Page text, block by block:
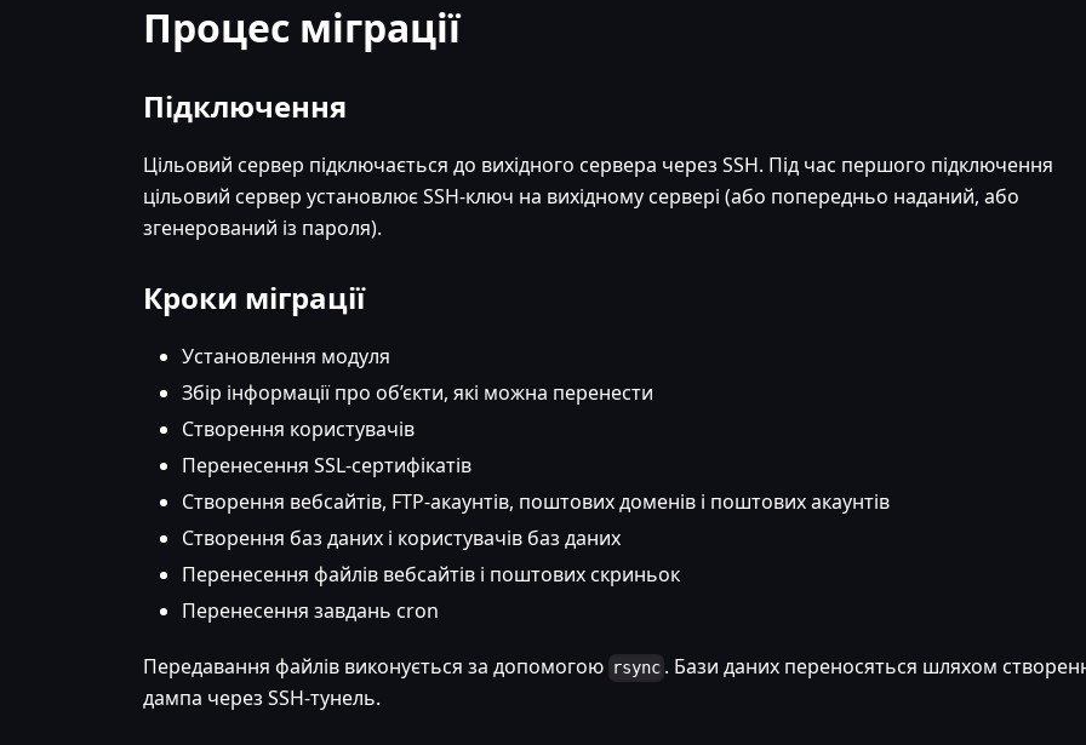
Процес міграції
Підключення
Цільовий сервер підключається до вихідного сервера через SSH. Під час першого підключення
цільовий сервер установлює SSH-ключ на вихідному сервері (або попередньо наданий, або
згенерований із пароля).
Кроки міграції
Установлення модуля
Збір інформації про об’єкти, які можна перенести
Створення користувачів
Перенесення SSL-сертифікатів
Створення вебсайтів, FTP-акаунтів, поштових доменів і поштових акаунтів
Створення баз даних і користувачів баз даних
Перенесення файлів вебсайтів і поштових скриньок
Перенесення завдань cron
Передавання файлів виконується за допомогою rsync . Бази даних переносяться шляхом
дампа через SSH-тунель.